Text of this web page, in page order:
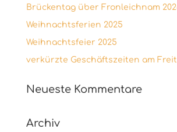
Brückentag über Fronleichnam
Weihnachtsferien 2025
Weihnachtsfeier 2025
verkürzte Geschäftszeiten am
Neueste Kommentare
Archiv